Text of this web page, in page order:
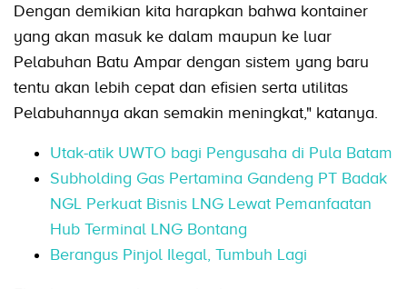
Dengan demikian kita harapkan bahwa kontainer
yang akan masuk ke dalam maupun ke luar
Pelabuhan Batu Ampar dengan sistem yang baru
tentu akan lebih cepat dan efisien serta utilitas
Pelabuhannya akan semakin meningkat," katanya.
Utak-atik UWTO bagi Pengusaha di Pula Batam
Subholding Gas Pertamina Gandeng PT Badak
NGL Perkuat Bisnis LNG Lewat Pemanfaatan
Hub Terminal LNG Bontang
Berangus Pinjol Ilegal, Tumbuh Lagi